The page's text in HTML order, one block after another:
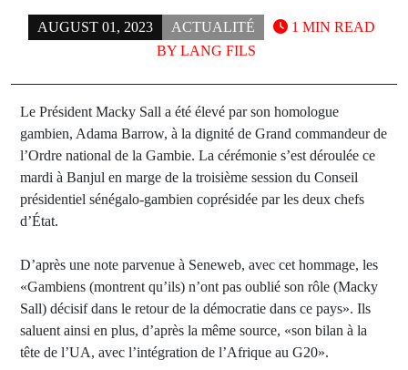
AUGUST 01, 2023
ACTUALITÉ
BY LANG FILS
1 MIN READ
Le Président Macky Sall a été élevé par son homologue
gambien, Adama Barrow, à la dignité de Grand commandeur de
l’Ordre national de la Gambie. La cérémonie s’est déroulée ce
mardi à Banjul en marge de la troisième session du Conseil
présidentiel sénégalo-gambien coprésidée par les deux chefs
d’État.
D’après une note parvenue à Seneweb, avec cet hommage, les
«Gambiens (montrent qu’ils) n’ont pas oublié son rôle (Macky
Sall) décisif dans le retour de la démocratie dans ce pays». Ils
saluent ainsi en plus, d’après la même source, «son bilan à la
tête de l’UA, avec l’intégration de l’Afrique au G20».